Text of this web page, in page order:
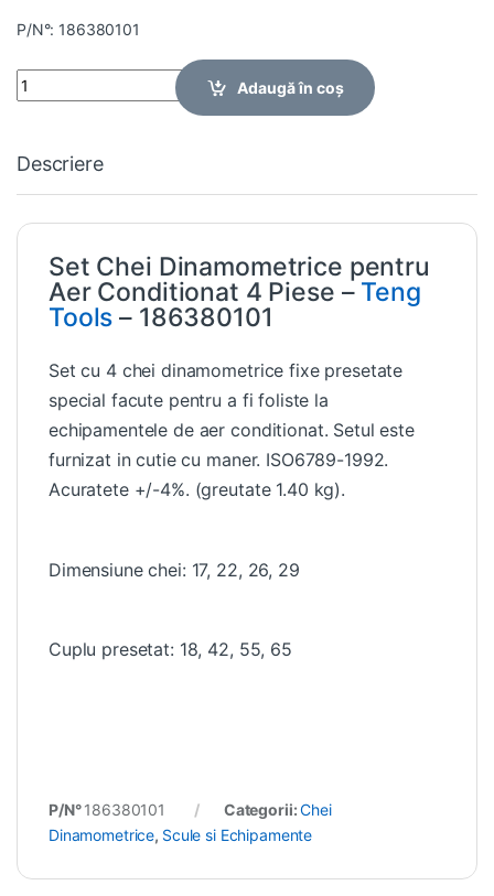
P/N°: 186380101
Quantity
Adaugă în coș
Descriere
Set Chei Dinamometrice pentru
Aer Conditionat 4 Piese – Teng
Tools – 186380101
Set cu 4 chei dinamometrice fixe presetate
special facute pentru a fi foliste la
echipamentele de aer conditionat. Setul este
furnizat in cutie cu maner. ISO6789-1992.
Acuratete +/-4%. (greutate 1.40 kg).
Dimensiune chei: 17, 22, 26, 29
Cuplu presetat: 18, 42, 55, 65
P/N°186380101 Categorii:Chei
Dinamometrice, Scule si Echipamente